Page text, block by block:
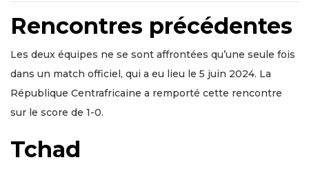
Rencontres précédentes
Les deux équipes ne se sont affrontées qu’une seule fois
dans un match officiel, qui a eu lieu le 5 juin 2024. La
République Centrafricaine a remporté cette rencontre
sur le score de 1-0.
Tchad